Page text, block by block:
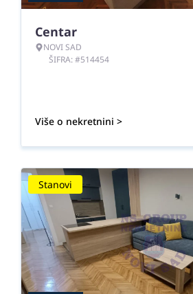
Centar
NOVI SAD
ŠIFRA: #514454
Više o nekretnini >
Stanovi